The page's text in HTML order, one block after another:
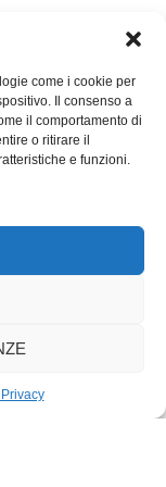
come i cookie per
Il consenso a
il comportamento di
o ritirare il
e funzioni.
o angeli adoranti,
di scena sono
Tredici
gli stalli in
canadese di
o gufi con